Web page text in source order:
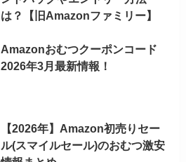
は？【旧Amazonファミリー】
Amazonおむつクーポンコード
2026年3月最新情報！
【2026年】Amazon初売りセー
ル(スマイルセール)のおむつ激安